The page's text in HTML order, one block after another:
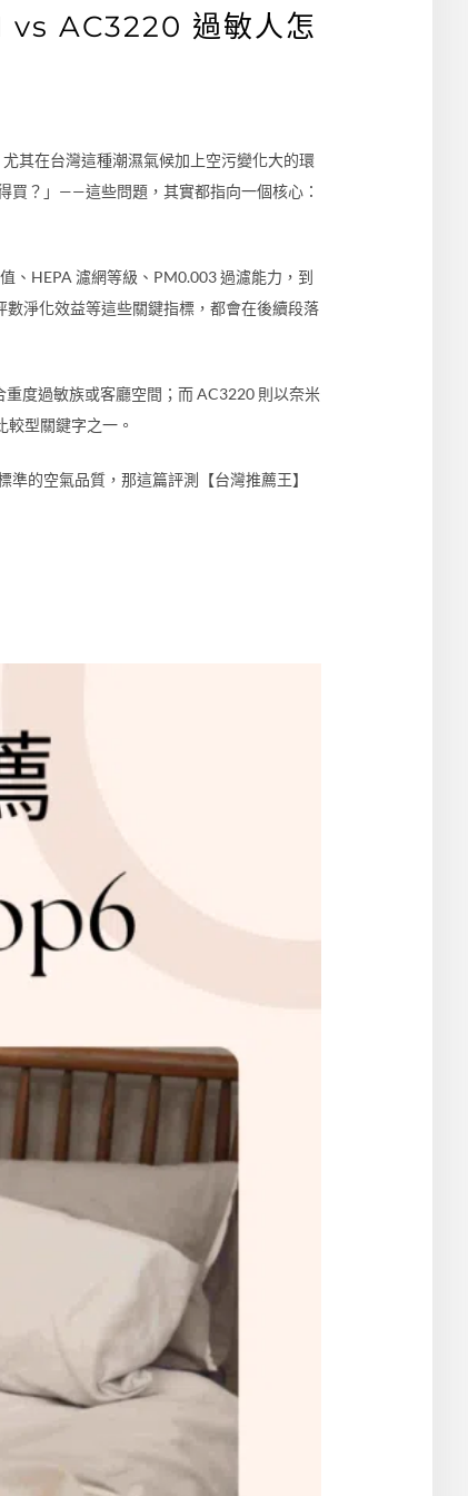
vs AC3220 過敏人怎
其在台灣這種潮濕氣候加上空污變化大的環
買？」——這些問題，其實都指向一個核心：
HEPA 濾網等級、PM0.003 過濾能力，到
淨化效益等這些關鍵指標，都會在後續段落
度過敏族或客廳空間；而 AC3220 則以奈米
型關鍵字之一。
的空氣品質，那這篇評測【台灣推薦王】